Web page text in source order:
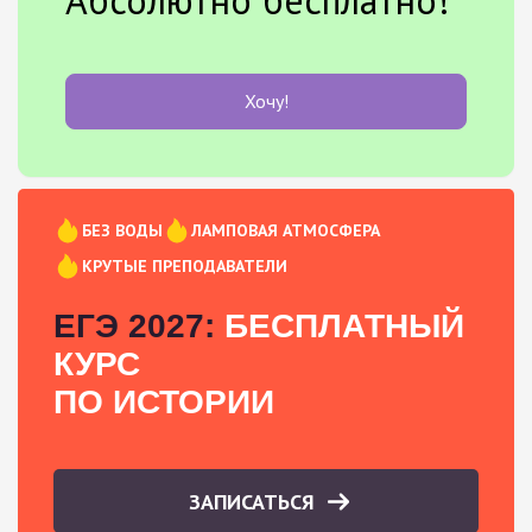
Хочу!
БЕЗ ВОДЫ
ЛАМПОВАЯ АТМОСФЕРА
КРУТЫЕ ПРЕПОДАВАТЕЛИ
ЕГЭ 2027: БЕСПЛАТНЫЙ
КУРС
ПО ИСТОРИИ
ЗАПИСАТЬСЯ